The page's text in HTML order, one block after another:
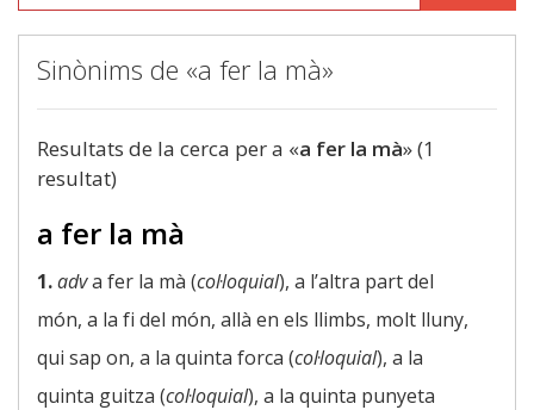
Sinònims de «a fer la mà»
Resultats de la cerca per a «a fer la mà» (1
resultat)
a fer la mà
1.adva fer la mà (col·loquial), a l’altra part del
món, a la fi del món, allà en els llimbs, molt lluny,
qui sap on, a la quinta forca (col·loquial), a la
quinta guitza (col·loquial), a la quinta punyeta